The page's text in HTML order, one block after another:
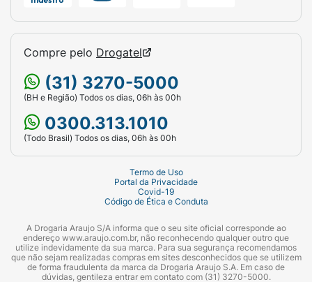
Compre pelo Drogatel
(31) 3270-5000
(BH e Região) Todos os dias, 06h às 00h
0300.313.1010
(Todo Brasil) Todos os dias, 06h às 00h
Termo de Uso
Portal da Privacidade
Covid-19
Código de Ética e Conduta
A Drogaria Araujo S/A informa que o seu site oficial corresponde ao
endereço www.araujo.com.br, não reconhecendo qualquer outro que
utilize indevidamente da sua marca. Para sua segurança recomendamos
que não sejam realizadas compras em sites desconhecidos que se utilizem
de forma fraudulenta da marca da Drogaria Araujo S.A. Em caso de
dúvidas, gentileza entrar em contato com (31) 3270-5000.